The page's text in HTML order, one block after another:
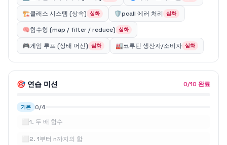
🏗️클래스 시스템 (상속) 심화 🛡️pcall 에러 처리 심화
🧠함수형 (map / filter / reduce) 심화
🎮게임 루프 (상태 머신) 심화 🏭코루틴 생산자/소비자 심화
🎯 연습 미션 0/10 완료
기본 0/4
1. 두 배 함수
2. 1부터 n까지의 합